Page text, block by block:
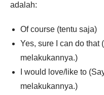
adalah:
Of course (tentu saja)
Yes, sure I can do that
melakukannya.)
I would love/like to
melakukannya.)